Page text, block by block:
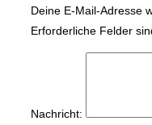
Deine E-Mail-Adresse
Erforderliche Felder
Nachricht: